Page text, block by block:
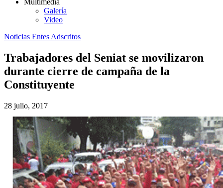
Multimedia
Galería
Video
Noticias Entes Adscritos
Trabajadores del Seniat se movilizaron
durante cierre de campaña de la
Constituyente
28 julio, 2017